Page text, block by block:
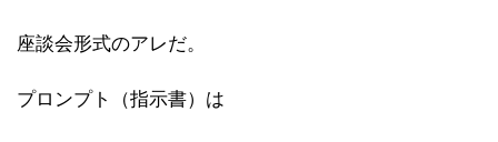
座談会形式のアレだ。
プロンプト（指示書）は